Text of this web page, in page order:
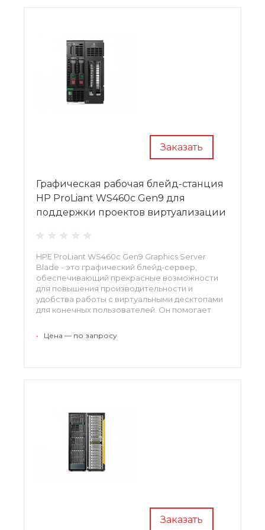
Заказать
Графическая рабочая блейд-станция
HP ProLiant WS460c Gen9 для
поддержки проектов виртуализации
HPE ProLiant WS460c Gen9 Graphics Server
Blade - это графический блейд-сервер,
обеспечивающий прекрасные возможности
для повышения производительности и
удобства работы с виртуальными десктопами
для конечных пользователей. Он помогает
сервиса. Этот сервер также можно
• Цена — по запросу
Заказать